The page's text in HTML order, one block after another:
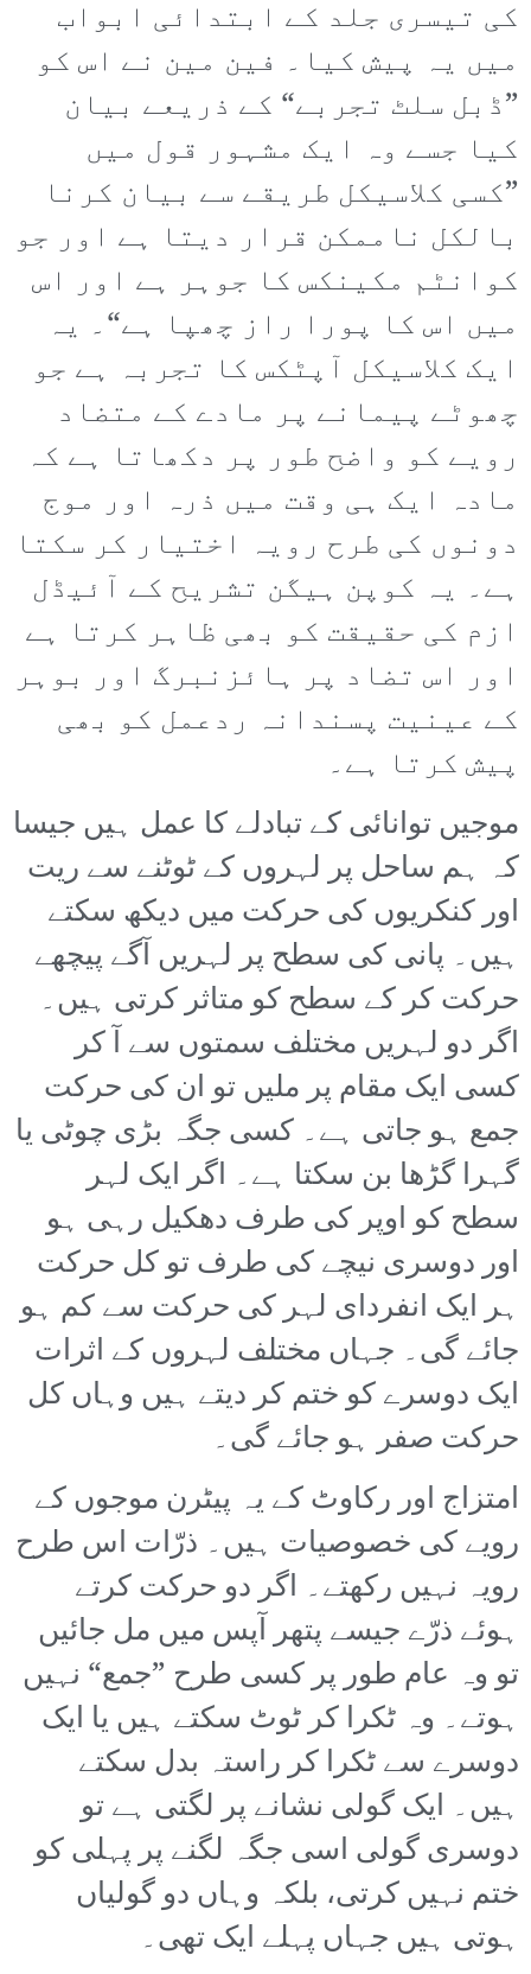
کی تیسری جلد کے ابتدائی ابواب
میں یہ پیش کیا۔ فین مین نے اس کو
”ڈبل سلٹ تجربے“ کے ذریعے بیان
کیا جسے وہ ایک مشہور قول میں
”کسی کلاسیکل طریقے سے بیان کرنا
بالکل ناممکن قرار دیتا ہے اور جو
کوانٹم مکینکس کا جوہر ہے اور اس
میں اس کا پورا راز چھپا ہے“۔ یہ
ایک کلاسیکل آپٹکس کا تجربہ ہے جو
چھوٹے پیمانے پر مادے کے متضاد
رویے کو واضح طور پر دکھاتا ہے کہ
مادہ ایک ہی وقت میں ذرہ اور موج
دونوں کی طرح رویہ اختیار کر سکتا
ہے۔ یہ کوپن ہیگن تشریح کے آئیڈل
ازم کی حقیقت کو بھی ظاہر کرتا ہے
اور اس تضاد پر ہائزنبرگ اور بوہر
کے عینیت پسندانہ ردعمل کو بھی
پیش کرتا ہے۔
موجیں توانائی کے تبادلے کا عمل ہیں جیسا
کہ ہم ساحل پر لہروں کے ٹوٹنے سے ریت
اور کنکریوں کی حرکت میں دیکھ سکتے
ہیں۔ پانی کی سطح پر لہریں آگے پیچھے
حرکت کر کے سطح کو متاثر کرتی ہیں۔
اگر دو لہریں مختلف سمتوں سے آ کر
کسی ایک مقام پر ملیں تو ان کی حرکت
جمع ہو جاتی ہے۔ کسی جگہ بڑی چوٹی یا
گہرا گڑھا بن سکتا ہے۔ اگر ایک لہر
سطح کو اوپر کی طرف دھکیل رہی ہو
اور دوسری نیچے کی طرف تو کل حرکت
ہر ایک انفردای لہر کی حرکت سے کم ہو
جائے گی۔ جہاں مختلف لہروں کے اثرات
ایک دوسرے کو ختم کر دیتے ہیں وہاں کل
حرکت صفر ہو جائے گی۔
امتزاج اور رکاوٹ کے یہ پیٹرن موجوں کے
رویے کی خصوصیات ہیں۔ ذرّات اس طرح
رویہ نہیں رکھتے۔ اگر دو حرکت کرتے
ہوئے ذرّے جیسے پتھر آپس میں مل جائیں
تو وہ عام طور پر کسی طرح ”جمع“ نہیں
ہوتے۔ وہ ٹکرا کر ٹوٹ سکتے ہیں یا ایک
دوسرے سے ٹکرا کر راستہ بدل سکتے
ہیں۔ ایک گولی نشانے پر لگتی ہے تو
دوسری گولی اسی جگہ لگنے پر پہلی کو
ختم نہیں کرتی، بلکہ وہاں دو گولیاں
ہوتی ہیں جہاں پہلے ایک تھی۔